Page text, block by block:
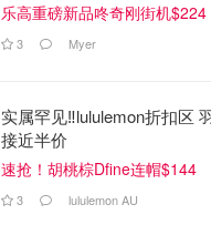
乐高重磅新品咚奇刚街机$224
3 Myer
实属罕见‼️lululemon折扣区
接近半价
速抢！胡桃棕Dfine连帽$144
3 lululemon AU